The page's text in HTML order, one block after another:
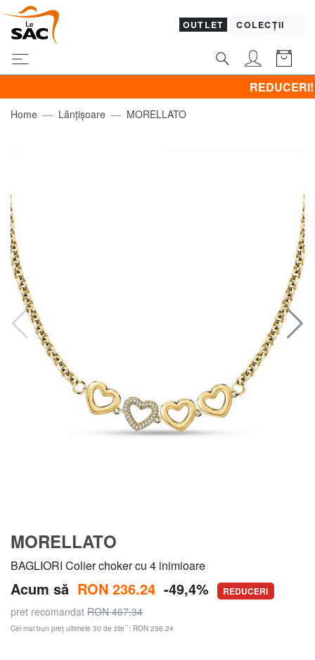
OUTLET COLECȚII
REDUCERI!
Home Lănțișoare MORELLATO
MORELLATO
BAGLIORI Colier choker cu 4 inimioare
Acum să RON 236.24 -49,4% REDUCERI
pret recomandat RON 467.34
Cel mai bun preț ultimele 30 de zile**: RON 236.24